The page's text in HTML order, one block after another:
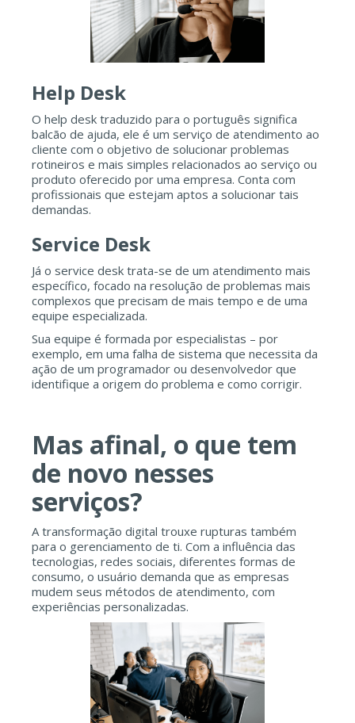
Help Desk
O help desk traduzido para o português significa
balcão de ajuda, ele é um serviço de atendimento ao
cliente com o objetivo de solucionar problemas
rotineiros e mais simples relacionados ao serviço ou
produto oferecido por uma empresa. Conta com
profissionais que estejam aptos a solucionar tais
demandas.
Service Desk
Já o service desk trata-se de um atendimento mais
específico, focado na resolução de problemas mais
complexos que precisam de mais tempo e de uma
equipe especializada.
Sua equipe é formada por especialistas – por
exemplo, em uma falha de sistema que necessita da
ação de um programador ou desenvolvedor que
identifique a origem do problema e como corrigir.
Mas afinal, o que tem
de novo nesses
serviços?
A transformação digital trouxe rupturas também
para o gerenciamento de ti. Com a influência das
tecnologias, redes sociais, diferentes formas de
consumo, o usuário demanda que as empresas
mudem seus métodos de atendimento, com
experiências personalizadas.